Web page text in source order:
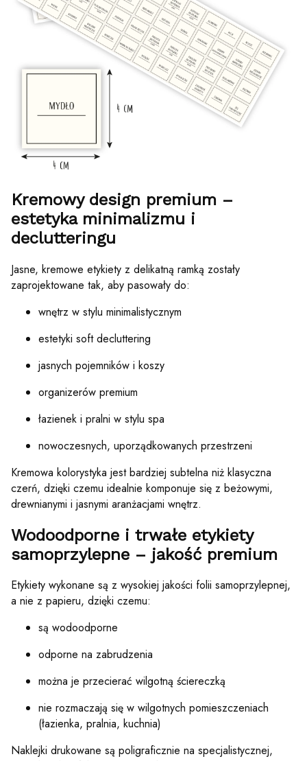
Kremowy design premium –
estetyka minimalizmu i
declutteringu
Jasne, kremowe etykiety z delikatną ramką zostały
zaprojektowane tak, aby pasowały do:
wnętrz w stylu minimalistycznym
estetyki soft decluttering
jasnych pojemników i koszy
organizerów premium
łazienek i pralni w stylu spa
nowoczesnych, uporządkowanych przestrzeni
Kremowa kolorystyka jest bardziej subtelna niż klasyczna
czerń, dzięki czemu idealnie komponuje się z beżowymi,
drewnianymi i jasnymi aranżacjami wnętrz.
Wodoodporne i trwałe etykiety
samoprzylepne – jakość premium
Etykiety wykonane są z wysokiej jakości folii samoprzylepnej,
a nie z papieru, dzięki czemu:
są wodoodporne
odporne na zabrudzenia
można je przecierać wilgotną ściereczką
nie rozmaczają się w wilgotnych pomieszczeniach
(łazienka, pralnia, kuchnia)
Naklejki drukowane są poligraficznie na specjalistycznej,